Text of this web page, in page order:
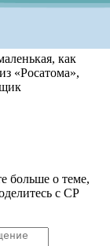
как
«Росатома»,
больше о теме,
с СР